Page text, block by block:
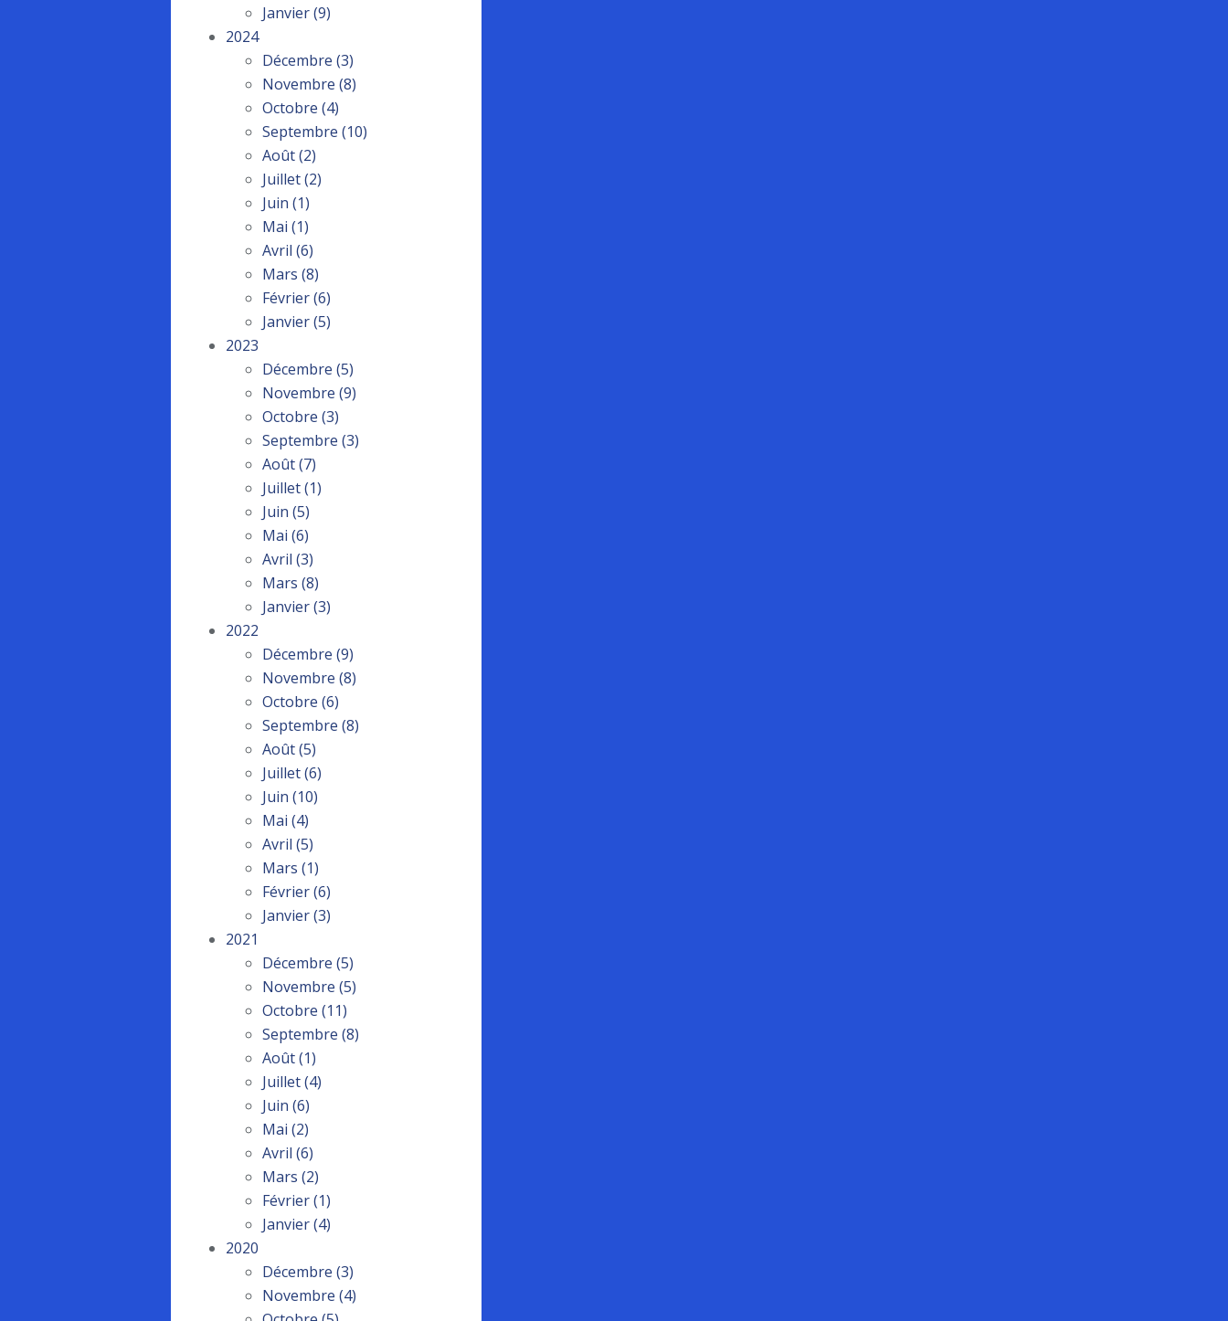
Janvier(9)
2024
Décembre (3)
Novembre (8)
Octobre (4)
Septembre (10)
Août(2)
Juillet(2)
Juin (1)
Mai (1)
Avril (6)
Mars (8)
Février(6)
Janvier(5)
2023
Décembre (5)
Novembre (9)
Octobre (3)
Septembre (3)
Août(7)
Juillet(1)
Juin (5)
Mai (6)
Avril (3)
Mars (8)
Janvier(3)
2022
Décembre (9)
Novembre (8)
Octobre (6)
Septembre (8)
Août(5)
Juillet(6)
Juin (10)
Mai (4)
Avril (5)
Mars (1)
Février(6)
Janvier(3)
2021
Décembre (5)
Novembre (5)
Octobre (11)
Septembre (8)
Août(1)
Juillet(4)
Juin (6)
Mai (2)
Avril (6)
Mars (2)
Février(1)
Janvier(4)
2020
Décembre (3)
Novembre (4)